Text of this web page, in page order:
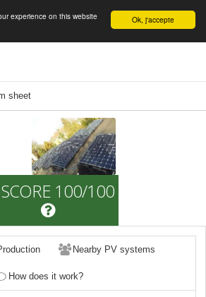
English Ok, j'accepte
experience on this website
sheet
100/100
Nearby PV systems
How does it work?